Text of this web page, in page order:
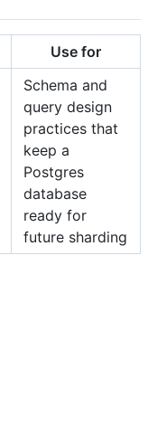
Use for
Schema and
query design
practices that
keep a
Postgres
database
ready for
future sharding